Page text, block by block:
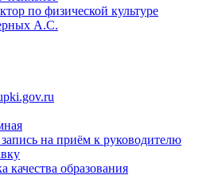
по физической культуре
А.С.
на приём к руководителю
качества образования